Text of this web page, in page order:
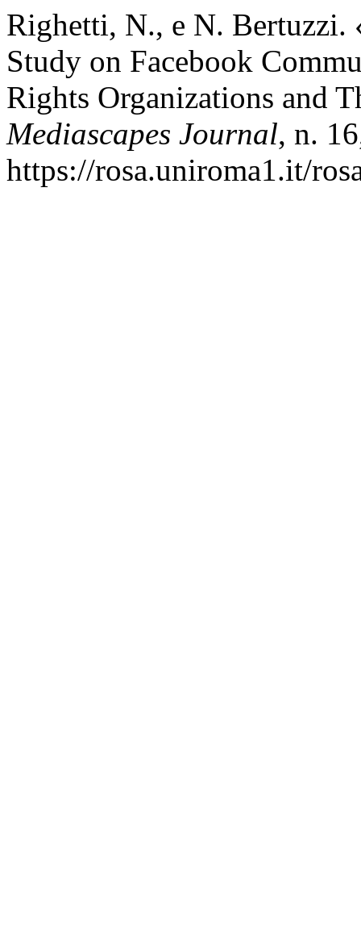
Righetti, N., e N.
Study on Facebook
Rights Organizations and
Mediascapes Journal, n.
https://rosa.uniroma1.it/